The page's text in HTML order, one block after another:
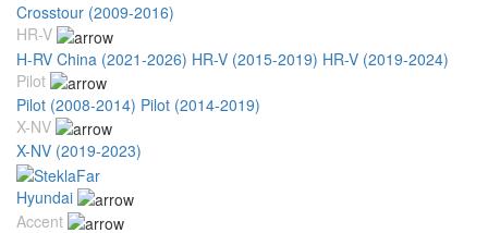
Crosstour (2009-2016)
HR-V
H-RV China (2021-2026) HR-V (2015-2019) HR-V (2019-2024)
Pilot
Pilot (2008-2014) Pilot (2014-2019)
X-NV
X-NV (2019-2023)
Hyundai
Accent